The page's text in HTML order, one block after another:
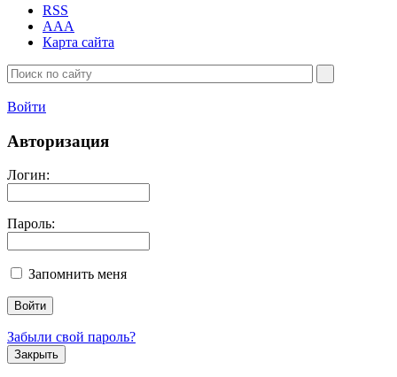
RSS
AAA
Карта сайта
Войти
Авторизация
Логин:
Пароль:
Запомнить меня
Забыли свой пароль?
Закрыть